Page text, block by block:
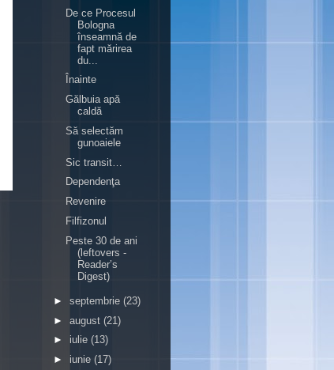
De ce Procesul
Bologna
înseamnă de
fapt mărirea
du...
Înainte
Gălbuia apă
caldă
Să selectăm
gunoaiele
Sic transit…
Dependenţa
Revenire
Filfizonul
Peste 30 de ani
(leftovers -
Reader’s
Digest)
► septembrie (23)
► august (21)
► iulie (13)
► iunie (17)